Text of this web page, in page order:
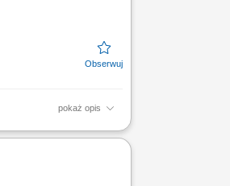
pokaż opis